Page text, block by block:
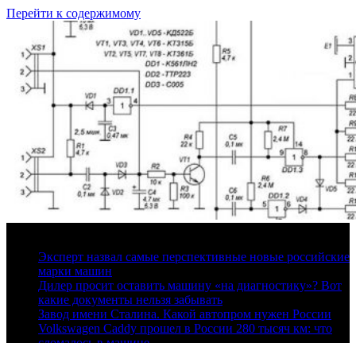
Перейти к содержимому
Эксперт назвал самые перспективные новые российские
марки машин
Дилер просит оставить машину «на диагностику»? Вот
какие документы нельзя забывать
Завод имени Сталина. Какой автопром нужен России
Volkswagen Caddy прошел в России 280 тысяч км: что